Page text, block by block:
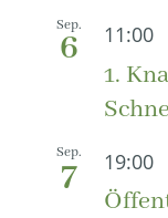
Sep.
6 11:00
1.
Sep.
7 19:00